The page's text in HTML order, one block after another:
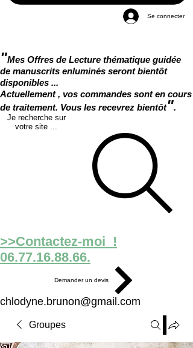
Se connecter
"Mes Offres de Lecture thématique guidée
de manuscrits enluminés seront bientôt
disponibles ...
Actuellement , vos commandes sont en cours
de traitement. Vous les recevrez bientôt".
Je recherche sur
votre site ...
>>Contactez-moi !
06.77.16.88.66.
Demander un devis
chlodyne.brunon@gmail.com
Groupes